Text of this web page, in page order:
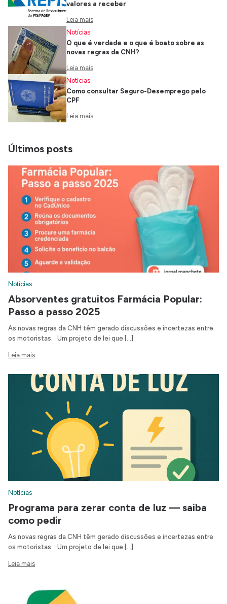
valores a receber
Leia mais
Notícias
O que é verdade e o que é boato sobre as
novas regras da CNH?
Leia mais
Notícias
Como consultar Seguro-Desemprego pelo
CPF
Leia mais
Últimos posts
Notícias
Absorventes gratuitos Farmácia Popular:
Passo a passo 2025
As novas regras da CNH têm gerado discussões e incertezas entre
os motoristas. Um projeto de lei que […]
Leia mais
Notícias
Programa para zerar conta de luz — saiba
como pedir
As novas regras da CNH têm gerado discussões e incertezas entre
os motoristas. Um projeto de lei que […]
Leia mais